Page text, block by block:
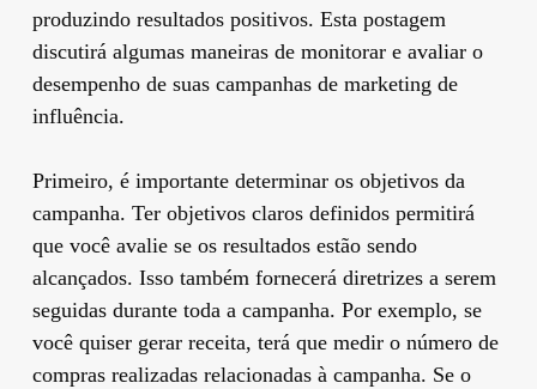
produzindo resultados positivos. Esta postagem
discutirá algumas maneiras de monitorar e avaliar o
desempenho de suas campanhas de marketing de
influência.
Primeiro, é importante determinar os objetivos da
campanha. Ter objetivos claros definidos permitirá
que você avalie se os resultados estão sendo
alcançados. Isso também fornecerá diretrizes a serem
seguidas durante toda a campanha. Por exemplo, se
você quiser gerar receita, terá que medir o número de
compras realizadas relacionadas à campanha. Se o